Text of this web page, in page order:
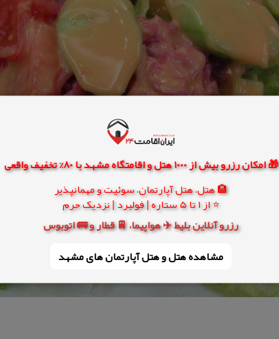
🎁 امکان رزرو بیش از 1000 هتل و اقامتگاه مشهد با 80% تخفیف واقعی
🏨 هتل، هتل آپارتمان، سوئیت و مهمانپذیر
⭐ از 1 تا 5 ستاره | فولبرد | نزدیک حرم
رزرو آنلاین بلیط ✈️ هواپیما، 🚆 قطار و 🚌 اتوبوس
مشاهده هتل و هتل‌ آپارتمان های مشهد